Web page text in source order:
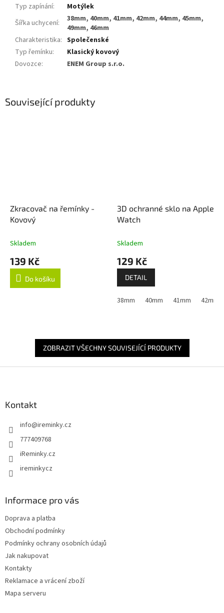
Související produkty
Zkracovač na řemínky -
Kovový
Skladem
139 Kč
Do košíku
3D ochranné sklo na Apple
Watch
Skladem
129 Kč
DETAIL
38mm 40mm 41mm 42mm
ZOBRAZIT VŠECHNY SOUVISEJÍCÍ PRODUKTY
Typ zapínání:
Motýlek
Šířka uchycení:
38mm, 40mm, 41mm, 42mm, 44mm, 45mm,
49mm, 46mm
Charakteristika: Společenské
Typ řemínku:
Klasický kovový
Dovozce: ENEM Group s.r.o.
Kontakt
info@ireminky.cz
777409768
iReminky.cz
ireminkycz
Informace pro vás
Doprava a platba
Obchodní podmínky
Podmínky ochrany osobních údajů
Jak nakupovat
Kontakty
Reklamace a vrácení zboží
Mapa serveru